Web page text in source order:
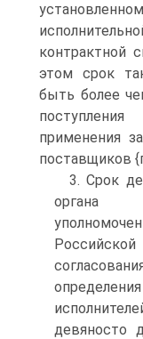
контрактной
этом срок
быть более
применения
поставщиков
3. Срок
органа
девяносто